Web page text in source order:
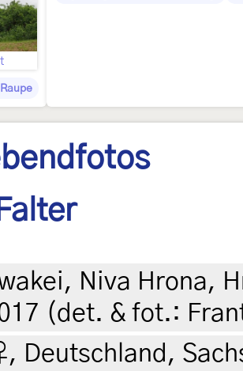
Niva Hrona,
(det. & fot.:
Deutschland,